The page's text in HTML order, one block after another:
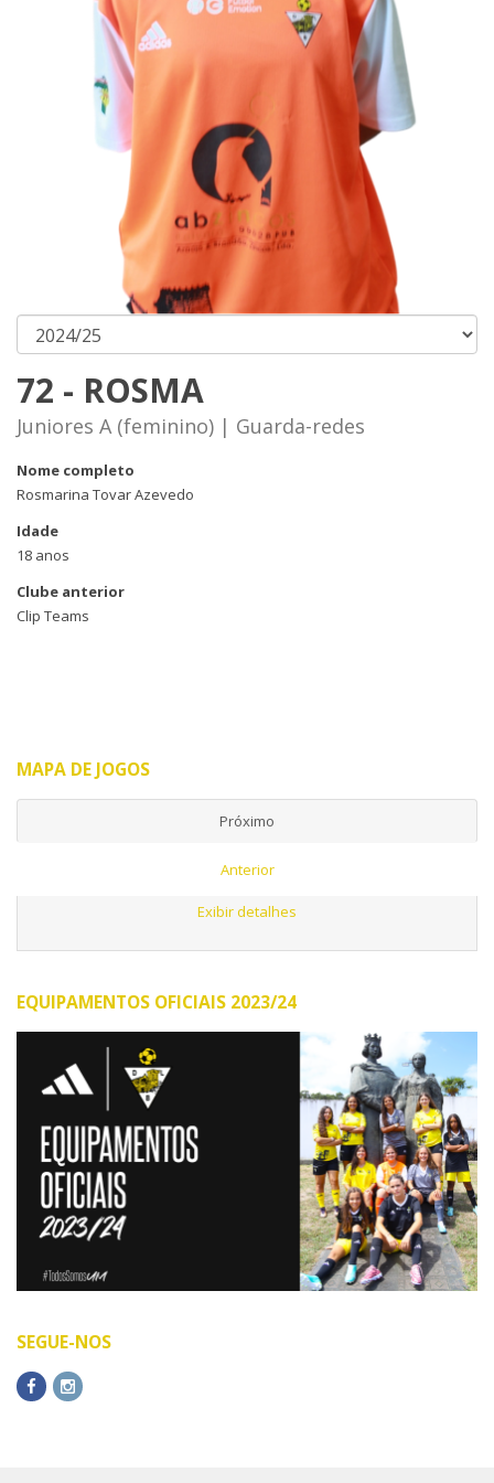
72 - ROSMA
Juniores A (feminino) | Guarda-redes
Nome completo
Rosmarina Tovar Azevedo
Idade
18 anos
Clube anterior
Clip Teams
MAPA DE JOGOS
Próximo
Anterior
Exibir detalhes
EQUIPAMENTOS OFICIAIS 2023/24
SEGUE-NOS